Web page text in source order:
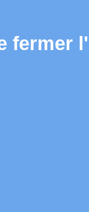
fermer